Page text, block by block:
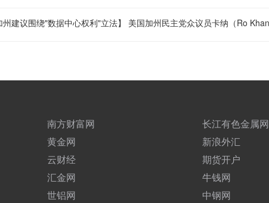
南方财富网 长江有色金属网
黄金网 新浪外汇
云财经 期货开户
汇金网 牛钱网
世铝网 中钢网